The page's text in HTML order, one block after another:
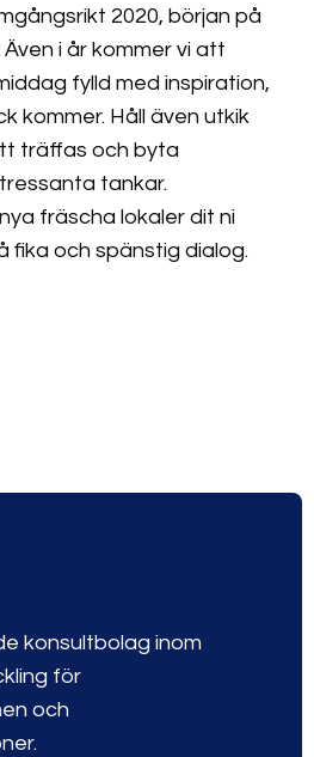
2020, början på
i år kommer vi att
fylld med inspiration,
kommer. Håll även utkik
träffas och byta
tankar.
fräscha lokaler dit ni
fika och spänstig dialog.
konsultbolag inom
för
och